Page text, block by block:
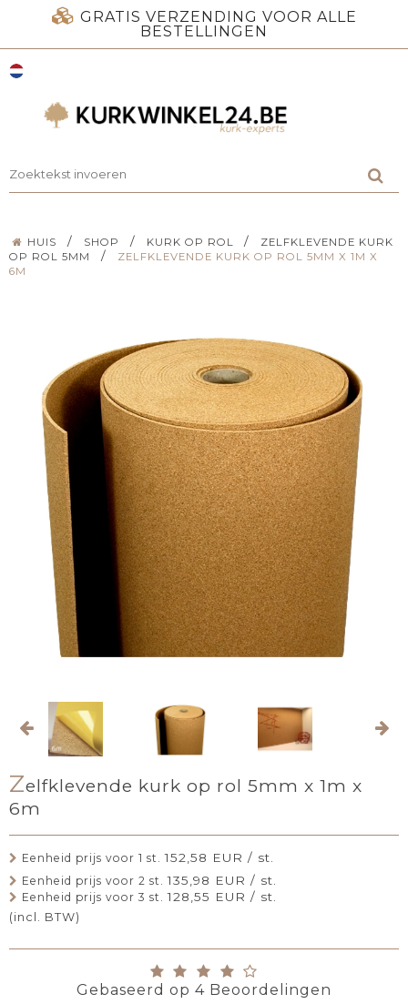
GRATIS VERZENDING VOOR ALLE
BESTELLINGEN
HUIS / SHOP / KURK OP ROL /
ZELFKLEVENDE KURK
OP ROL 5MM
/
ZELFKLEVENDE KURK OP ROL 5MM X 1M X
6M
Zelfklevende kurk op rol 5mm x 1m x
6m
Eenheid prijs voor 1 st. 152,58 EUR / st.
Eenheid prijs voor 2 st. 135,98 EUR / st.
Eenheid prijs voor 3 st. 128,55 EUR / st.
(incl. BTW)
Gebaseerd op 4 Beoordelingen